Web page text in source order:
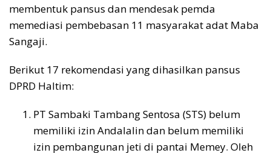
membentuk pansus dan mendesak pemda
memediasi pembebasan 11 masyarakat adat Maba
Sangaji.
Berikut 17 rekomendasi yang dihasilkan pansus
DPRD Haltim:
PT Sambaki Tambang Sentosa (STS) belum
memiliki izin Andalalin dan belum memiliki
izin pembangunan jeti di pantai Memey. Oleh